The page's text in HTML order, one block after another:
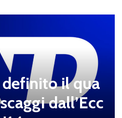
Nardecchi
“Il livell
è cresciu
diventare squ
tempo pos